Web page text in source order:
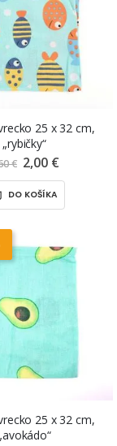
25 x 32 cm,
„rybičky“
€ Znížená
cena
2,00 €
DO KOŠÍKA
25 x 32 cm,